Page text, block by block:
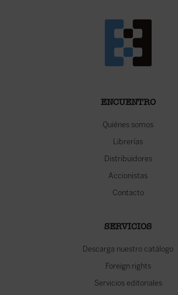
ENCUENTRO
Quiénes somos
Librerías
Distribuidores
Accionistas
Contacto
SERVICIOS
Descarga nuestro catálogo
Foreign rights
Servicios editoriales